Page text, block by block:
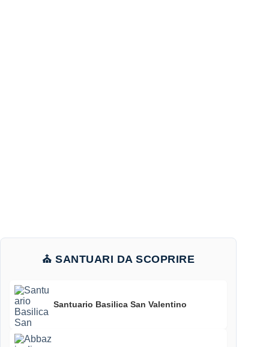
⛪ SANTUARI DA SCOPRIRE
Santuario Basilica San Valentino